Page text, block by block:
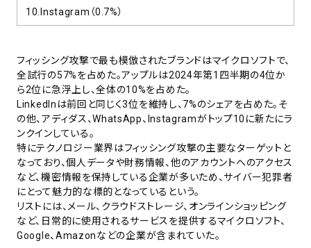
10.Instagram（0.7%）
フィッシング攻撃で最も模倣されたブランドはマイクロソフトで、
全試行の57%を占めた。アップルは2024年第1四半期の4位か
ら2位に急浮上し、全体の10%を占めた。
LinkedInは前回と同じく3位を維持し、7%のシェアを占めた。そ
の他、アディダス、WhatsApp、Instagramがトップ10に新たにラ
ンクインしている。
特にテクノロジー業界はフィッシング攻撃の主要なターゲットと
なっており、個人データや財務情報、他のアカウントへのアクセス
など、機密情報を保持している企業が多いため、サイバー犯罪者
にとって魅力的な標的となっているという。
リストには、メール、クラウドストレージ、オンラインショッピング
など、日常的に使用されるサービスを提供するマイクロソフト、
Google、Amazonなどの企業が含まれていた。